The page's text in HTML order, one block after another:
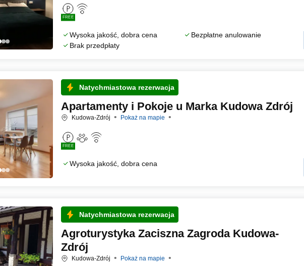
FREE
Wysoka jakość, dobra cena
Bezpłatne anulowanie
Brak przedpłaty
Natychmiastowa rezerwacja
Apartamenty i Pokoje u Marka Kudowa Zdrój
Kudowa-Zdrój Pokaż na mapie
FREE
Wysoka jakość, dobra cena
Natychmiastowa rezerwacja
Agroturystyka Zaciszna Zagroda Kudowa-
Zdrój
Kudowa-Zdrój Pokaż na mapie